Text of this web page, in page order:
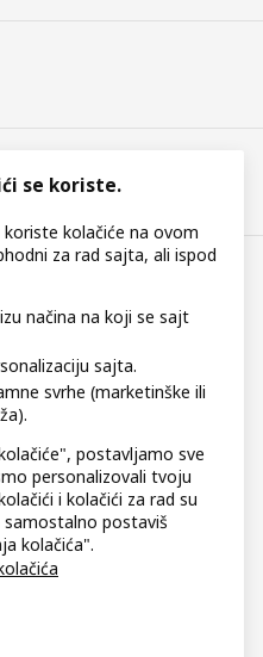
SR
(Cookies)Načini poslovanja
(responsible
se koriste.
koriste kolačiće na ovom
za rad sajta, ali ispod
načina na koji se sajt
sajta.
svrhe (marketinške ili
postavljamo sve
personalizovali tvoju
i kolačići za rad su
samostalno postaviš
kolačića".